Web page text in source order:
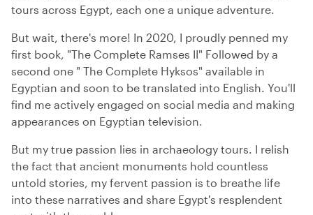
tours across Egypt, each one a unique adventure.
But wait, there's more! In 2020, I proudly penned my
first book, "The Complete Ramses II" Followed by a
second one " The Complete Hyksos" available in
Egyptian and soon to be translated into English. You'll
find me actively engaged on social media and making
appearances on Egyptian television.
But my true passion lies in archaeology tours. I relish
the fact that ancient monuments hold countless
untold stories, my fervent passion is to breathe life
into these narratives and share Egypt's resplendent